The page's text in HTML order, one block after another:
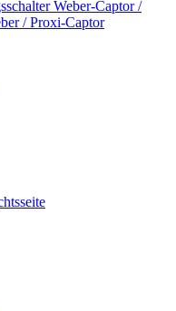
Weber-Captor /
/ Proxi-Captor